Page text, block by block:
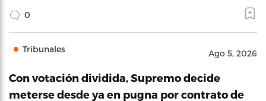
0
Tribunales Ago 5, 2026
Con votación dividida, Supremo decide
meterse desde ya en pugna por contrato de